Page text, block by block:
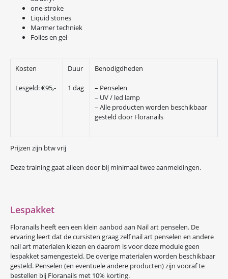
one-stroke
Liquid stones
Marmer techniek
Foiles en gel
Kosten
Lesgeld: €95,-
Duur
1 dag
Benodigdheden
– Penselen
– UV / led lamp
– Alle producten worden beschikbaar
gesteld door Floranails
Prijzen zijn btw vrij
Deze training gaat alleen door bij minimaal twee aanmeldingen.
Lespakket
Floranails heeft een een klein aanbod aan Nail art penselen. De
ervaring leert dat de cursisten graag zelf nail art penselen en andere
nail art materialen kiezen en daarom is voor deze module geen
lespakket samengesteld. De overige materialen worden beschikbaar
gesteld. Penselen (en eventuele andere producten) zijn vooraf te
bestellen bij Floranails met 10% korting.